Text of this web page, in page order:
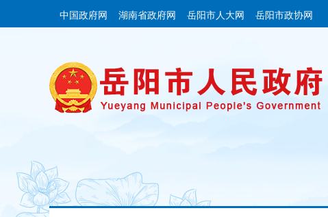
中国政府网 湖南省政府网 岳阳市人大网 岳阳市政协网